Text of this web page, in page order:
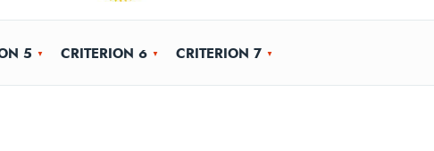
5 CRITERION 6 CRITERION 7